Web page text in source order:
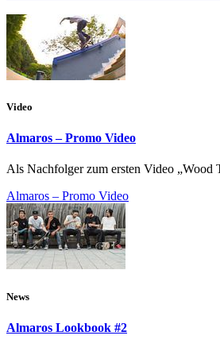
Video
Almaros – Promo Video
Als Nachfolger zum ersten Video „Wood
Almaros – Promo Video
News
Almaros Lookbook #2